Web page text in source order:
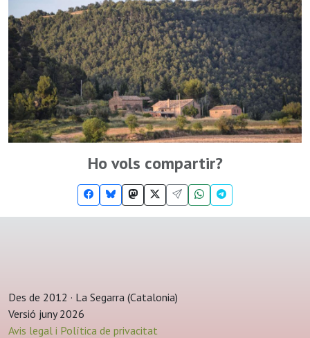
Ho vols compartir?
Des de 2012 · La Segarra (Catalonia)
Versió juny 2026
Avis legal i Política de privacitat